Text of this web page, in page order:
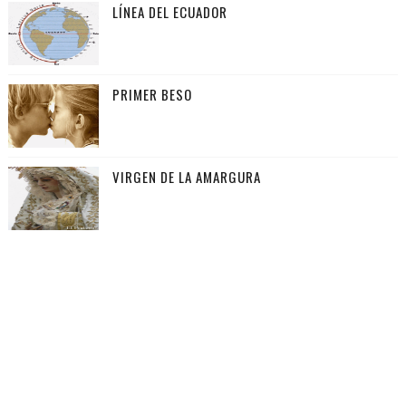
LÍNEA DEL ECUADOR
PRIMER BESO
VIRGEN DE LA AMARGURA